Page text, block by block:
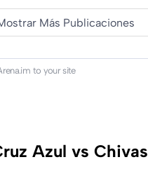
Más Publicaciones
to your site
Azul vs Chivas